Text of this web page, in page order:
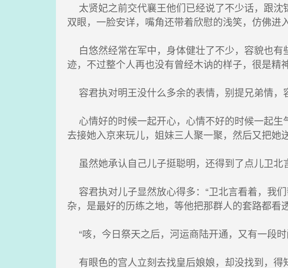
太贤妃之前交代襄王他们已经说了不少话，跟沈
双眼，一脸安详，嘴角还带着欣慰的浅笑，仿佛进
白悠然经常在军中，身体健壮了不少，容貌也有
迹，不过整个人再也没有曾经木讷的样子，很是精神
容君执对明王没什么多余的表情，别提兄弟情，
心情好的时候一起开心，心情不好的时候一起生
去接她入京来玩儿，姐妹三人聚一聚，然后又把她
虽然她承认自己儿子挺聪明，还得到了点儿卫北
容君执对儿子显然放心得多：“卫北言看着，我
杂，是最好的历练之地，等他把那群人的套路都看
“咳，今日祭天之后，河运商陆开通，又有一段时
有眼色的宫人立刻去找皇后娘娘，却没找到，得